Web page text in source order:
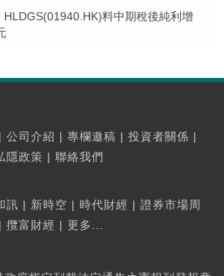
HLDGS(01940.HK)料中期稅後純利增
| 公司介紹 | 專欄邀稿 | 投資者關係 |
隱政策 | 聯絡我們
訊 | 新時空 | 時代財經 | 證券市場周
| 攬富財經 | 更多...